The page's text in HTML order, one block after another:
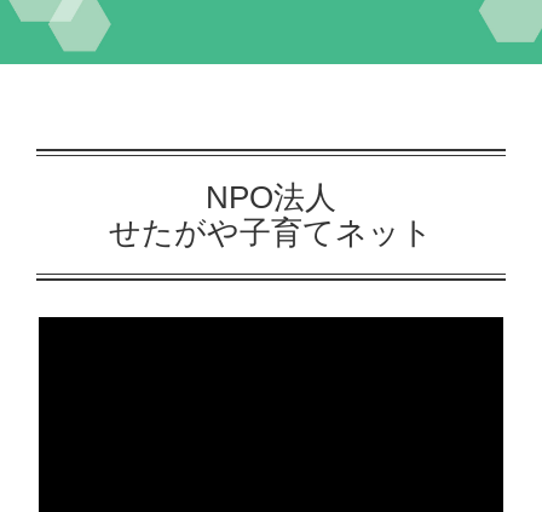
ポスター展
NPO法人
せたがや子育てネット